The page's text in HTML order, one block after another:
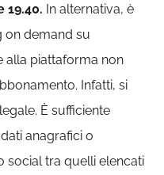
19.40. In alternativa, è
on demand su
alla piattaforma non
Infatti, si
È sufficiente
anagrafici o
social tra quelli elencati